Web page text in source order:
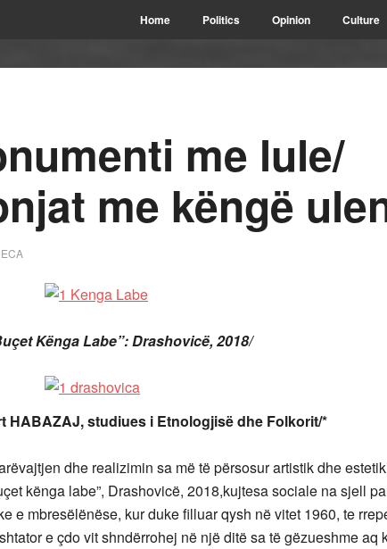
Home Politics Opinion Culture
me lule/
me këngë
Kënga Labe”: Drashovicë, 2018/
HABAZAJ, studiues i Etnologjisë dhe Folkorit/*
dhe realizimin sa më të përsosur artistik dhe
kënga labe”, Drashovicë, 2018,kujtesa sociale na sjell
e mbresëlënëse, kur duke filluar qysh në vitet 1960, te
e çdo vit shndërrohej në një ditë sa të gëzueshme aq